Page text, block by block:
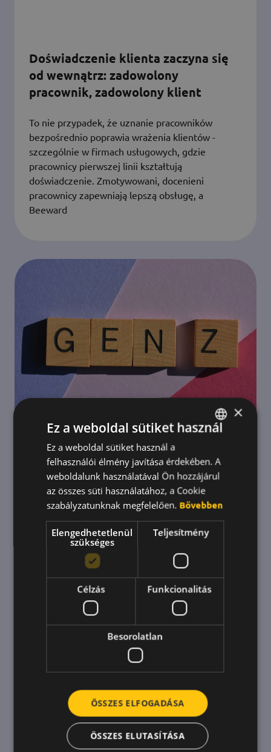
Doświadczenie klienta zaczyna się
od wewnątrz: zadowolony
pracownik, zadowolony klient
To nie przypadek, że uznanie pracowników
bezpośrednio poprawia wrażenia klientów -
szczególnie w firmach usługowych, gdzie
pracownicy pierwszej linii kształtują
doświadczenie. Zmotywowani, docenieni
pracownicy zapewniają lepszą obsługę, a
Beeward
Pokolenie Z nie szuka już tego,
czego myślisz, że szukają -
pokażemy Ci, co sprawia, że są
Lojalność i lojalność pokolenia Z w miejscu pracy
jest dziś zupełnie inna niż nawet dziesięć lat
temu. Nowe pokolenie pracowników szuka nie
tylko wypłaty, ale także możliwości rozwoju,
inspirującej kultury firmy
ENGLISH
KOREAN
×
Ez a weboldal sütiket használ
Ez a weboldal sütiket használ a
felhasználói élmény javítása érdekében. A
weboldalunk használatával Ön hozzájárul
az összes süti használatához, a Cookie
szabályzatunknak megfelelően. Bővebben
Elengedhetetlenül
szükséges
Teljesítmény
Célzás Funkcionalitás
Besorolatlan
ÖSSZES ELFOGADÁSA
ÖSSZES ELUTASÍTÁSA